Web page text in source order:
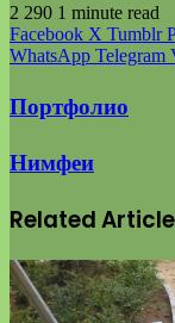
2 290 1 minute read
Facebook X Tumblr
WhatsApp Telegram
Портфолио
Нимфеи
Related